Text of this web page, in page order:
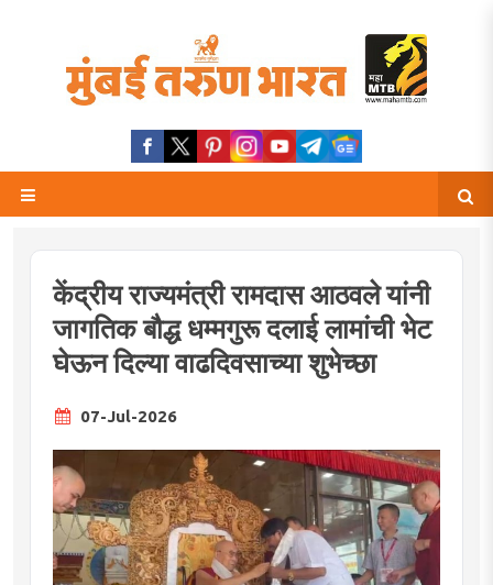
केंद्रीय राज्यमंत्री रामदास आठवले यांनी
जागतिक बौद्ध धम्मगुरू दलाई लामांची भेट
घेऊन दिल्या वाढदिवसाच्या शुभेच्छा
07-Jul-2026